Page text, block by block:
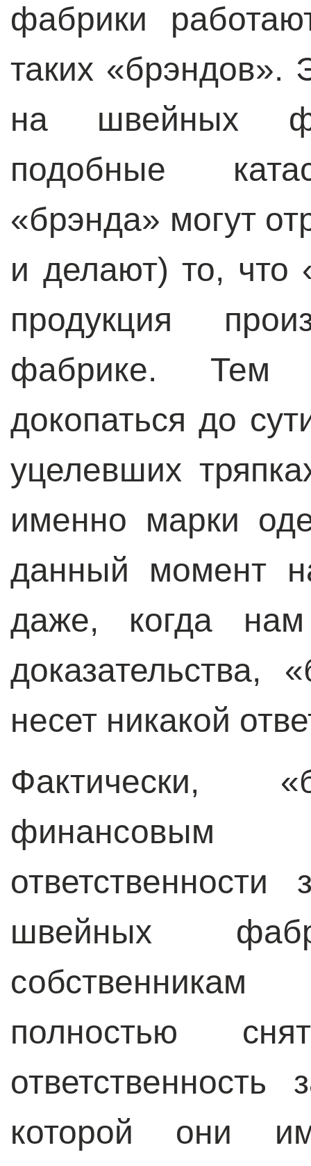
фабрики
таких «брэндов».
на швейных
подобные
«брэнда» могут
и делают) то,
продукция
фабрике. Тем
докопаться до
уцелевших
именно марки
данный момент
даже, когда нам
доказательства,
несет никакой
Фактически,
финансовым
швейных
собственникам
полностью
которой они